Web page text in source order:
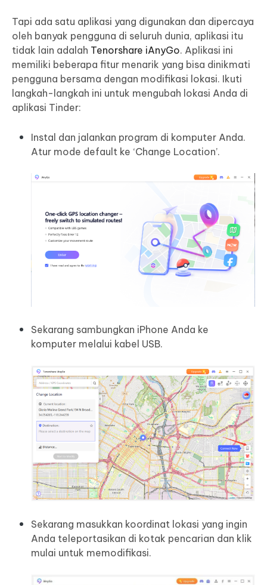
Tapi ada satu aplikasi yang digunakan dan dipercaya
oleh banyak pengguna di seluruh dunia, aplikasi itu
tidak lain adalah Tenorshare iAnyGo. Aplikasi ini
memiliki beberapa fitur menarik yang bisa dinikmati
pengguna bersama dengan modifikasi lokasi. Ikuti
langkah-langkah ini untuk mengubah lokasi Anda di
aplikasi Tinder:
Instal dan jalankan program di komputer Anda.
Atur mode default ke ‘Change Location’.
Sekarang sambungkan iPhone Anda ke
komputer melalui kabel USB.
Sekarang masukkan koordinat lokasi yang ingin
Anda teleportasikan di kotak pencarian dan klik
mulai untuk memodifikasi.